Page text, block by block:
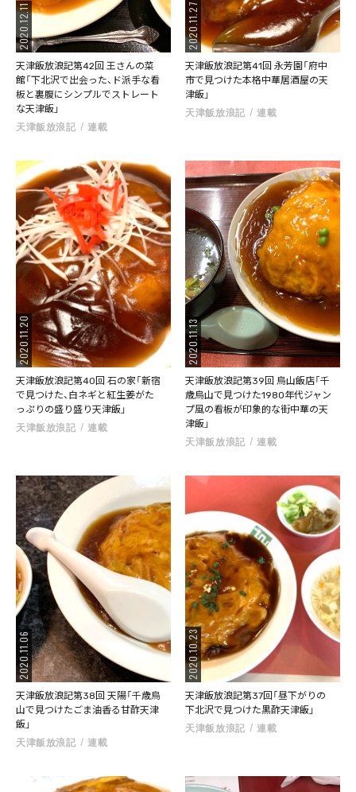
2020.12.11
天津飯放浪記第42回 王さんの菜
館「下北沢で出会った、ド派手な看
板と裏腹にシンプルでストレート
な天津飯」
天津飯放浪記 連載
2020.11.27
天津飯放浪記第41回 永芳園「府中
市で見つけた本格中華居酒屋の天
津飯」
天津飯放浪記 連載
2020.11.20
天津飯放浪記第40回 石の家「新宿
で見つけた、白ネギと紅生姜がた
っぷりの盛り盛り天津飯」
天津飯放浪記 連載
2020.11.13
天津飯放浪記第39回 烏山飯店「千
歳烏山で見つけた1980年代ジャン
プ風の看板が印象的な街中華の天
津飯」
天津飯放浪記 連載
2020.11.06
天津飯放浪記第38回 天陽「千歳烏
山で見つけたごま油香る甘酢天津
飯」
天津飯放浪記 連載
2020.10.23
天津飯放浪記第37回「昼下がりの
下北沢で見つけた黒酢天津飯」
天津飯放浪記 連載